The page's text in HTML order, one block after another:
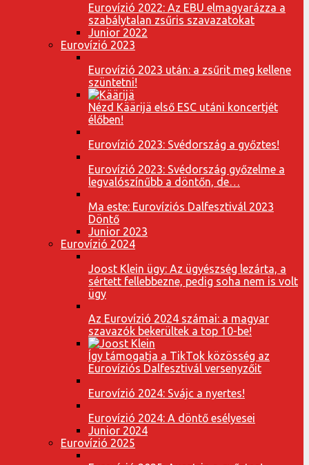
Eurovízió 2022: Az EBU elmagyarázza a
szabálytalan zsűris szavazatokat
Junior 2022
Eurovízió 2023
Eurovízió 2023 után: a zsűrit meg kellene
szüntetni!
Nézd Käärijä első ESC utáni koncertjét
élőben!
Eurovízió 2023: Svédország a győztes!
Eurovízió 2023: Svédország győzelme a
legvalószínűbb a döntőn, de…
Ma este: Eurovíziós Dalfesztivál 2023
Döntő
Junior 2023
Eurovízió 2024
Joost Klein ügy: Az ügyészség lezárta, a
sértett fellebbezne, pedig soha nem is volt
ügy
Az Eurovízió 2024 számai: a magyar
szavazók bekerültek a top 10-be!
Így támogatja a TikTok közösség az
Eurovíziós Dalfesztivál versenyzőit
Eurovízió 2024: Svájc a nyertes!
Eurovízió 2024: A döntő esélyesei
Junior 2024
Eurovízió 2025